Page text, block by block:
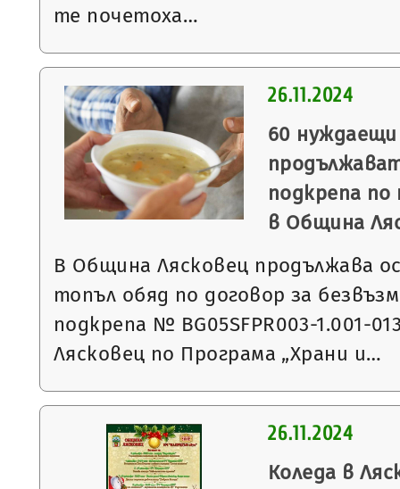
те почетоха…
26.11.2024
60
подкрепа по
в Община
В Община Лясковец продължава
топъл обяд по договор за
подкрепа № BG05SFPR003-1.001-
Лясковец по Програма „Храни и…
26.11.2024
Коледа в